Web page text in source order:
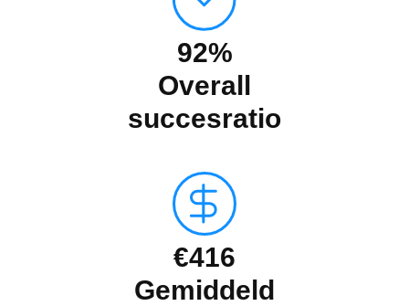
92%
Overall
succesratio
€416
Gemiddeld